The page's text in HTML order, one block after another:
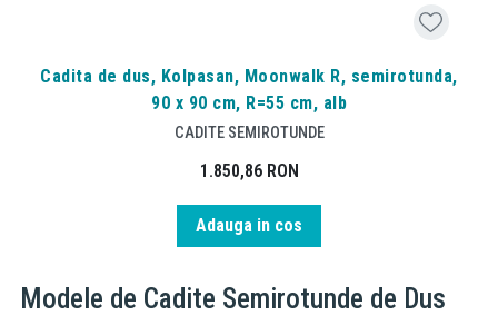
Cadita de dus, Kolpasan, Moonwalk R, semirotunda,
90 x 90 cm, R=55 cm, alb
CADITE SEMIROTUNDE
1.850,86 RON
Adauga in cos
Modele de Cadite Semirotunde de Dus